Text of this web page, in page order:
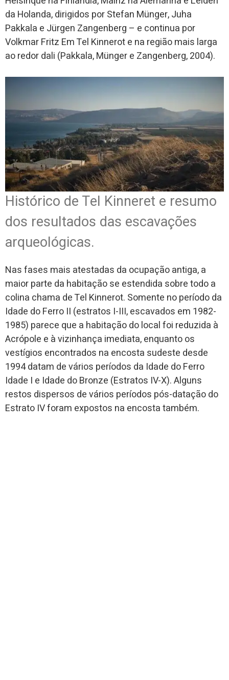
da Holanda, dirigidos por Stefan Münger, Juha
Pakkala e Jürgen Zangenberg – e continua por
Volkmar Fritz Em Tel Kinnerot e na região mais larga
ao redor dali (Pakkala, Münger e Zangenberg, 2004).
Histórico de Tel Kinneret e resumo
dos resultados das escavações
arqueológicas.
Nas fases mais atestadas da ocupação antiga, a
maior parte da habitação se estendida sobre todo a
colina chama de Tel Kinnerot. Somente no período da
Idade do Ferro II (estratos I-III, escavados em 1982-
1985) parece que a habitação do local foi reduzida à
Acrópole e à vizinhança imediata, enquanto os
vestígios encontrados na encosta sudeste desde
1994 datam de vários períodos da Idade do Ferro
Idade I e Idade do Bronze (Estratos IV-X). Alguns
restos dispersos de vários períodos pós-datação do
Estrato IV foram expostos na encosta também.